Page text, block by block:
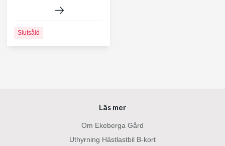
Slutsåld
Läs mer
Om Ekeberga Gård
Uthyrning Hästlastbil B-kort